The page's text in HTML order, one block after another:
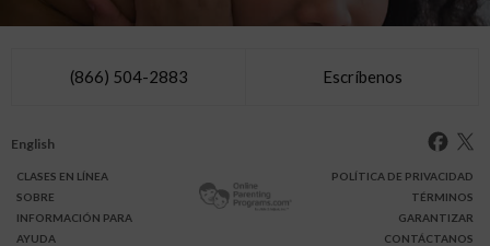
(866) 504-2883 Escríbenos
English
CLASES EN LÍNEA
SOBRE
INFORMACIÓN PARA
AYUDA
POLÍTICA DE PRIVACIDAD
TÉRMINOS
GARANTIZAR
CONTÁCTANOS